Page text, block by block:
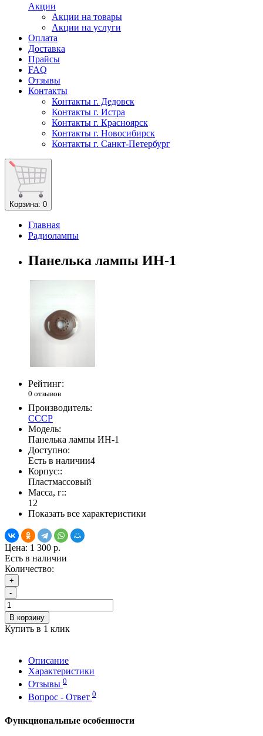
Акции
Акции на товары
Акции на услуги
Оплата
Доставка
Прайсы
FAQ
Отзывы
Контакты
Контакты г. Дедовск
Контакты г. Истра
Контакты г. Красноярск
Контакты г. Новосибирск
Контакты г. Санкт-Петербург
Корзина: 0
Главная
Радиолампы
Панелька лампы ИН-1
Рейтинг:
0 отзывов
Производитель:
СССР
Модель:
Панелька лампы ИН-1
Доступно:
Есть в наличии4
Корпус::
Пластмассовый
Масса, г::
12
Показать все характеристики
Цена: 1 300 р.
Есть в наличии
Количество:
+
-
В корзину
Купить в 1 клик
Описание
Характеристики
Отзывы 0
Вопрос - Ответ 0
Функциональные особенности